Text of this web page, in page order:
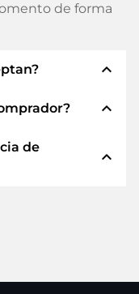
de forma
expand_less
y utilizamos
como:
ApplePay,
expand_less
las
lo que
de
expand_less
nuevo
real.
se realiza en